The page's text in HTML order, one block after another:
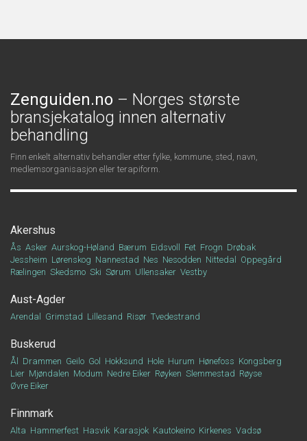
Zenguiden.no – Norges største
bransjekatalog innen alternativ
behandling
Finn enkelt alternativ behandler etter fylke, kommune, sted, navn,
medlemsorganisasjon eller terapiform.
Akershus
Ås Asker Aurskog-Høland Bærum Eidsvoll Fet Frogn Drøbak
Jessheim Lørenskog Nannestad Nes Nesodden Nittedal
Oppegård
Rælingen Skedsmo Ski Sørum Ullensaker Vestby
Aust-Agder
Arendal Grimstad Lillesand Risør Tvedestrand
Buskerud
Ål Drammen Geilo Gol Hokksund Hole Hurum Hønefoss Kongsberg
Lier Mjøndalen Modum Nedre Eiker Røyken Slemmestad Røyse
Øvre Eiker
Finnmark
Alta Hammerfest Hasvik Karasjok Kautokeino Kirkenes Vadsø